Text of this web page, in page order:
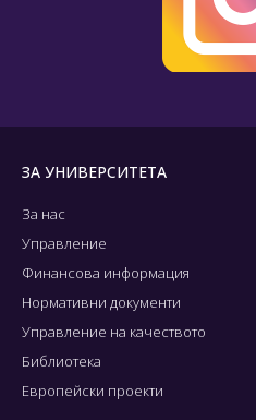
ЗА УНИВЕРСИТЕТА
За нас
Управление
Финансова информация
Нормативни документи
Управление на качеството
Библиотека
Европейски проекти